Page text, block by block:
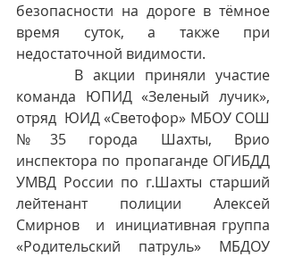
безопасности на дороге в тёмное
время суток, а также при
недостаточной видимости.
команда ЮПИД «Зеленый лучик»,
отряд  ЮИД «Светофор» МБОУ СОШ
№35 города Шахты, Врио
инспектора по пропаганде ОГИБДД
УМВД России по г.Шахты старший
лейтенант полиции Алексей
Смирнов   и  инициативная группа
«Родительский патруль» МБДОУ